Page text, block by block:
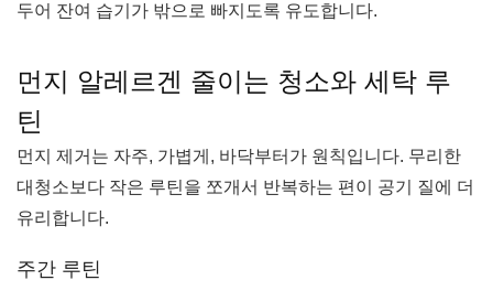
두어 잔여 습기가 밖으로 빠지도록 유도합니다.
먼지 알레르겐 줄이는 청소와 세탁 루
틴
먼지 제거는 자주, 가볍게, 바닥부터가 원칙입니다. 무리한
대청소보다 작은 루틴을 쪼개서 반복하는 편이 공기 질에 더
유리합니다.
주간 루틴